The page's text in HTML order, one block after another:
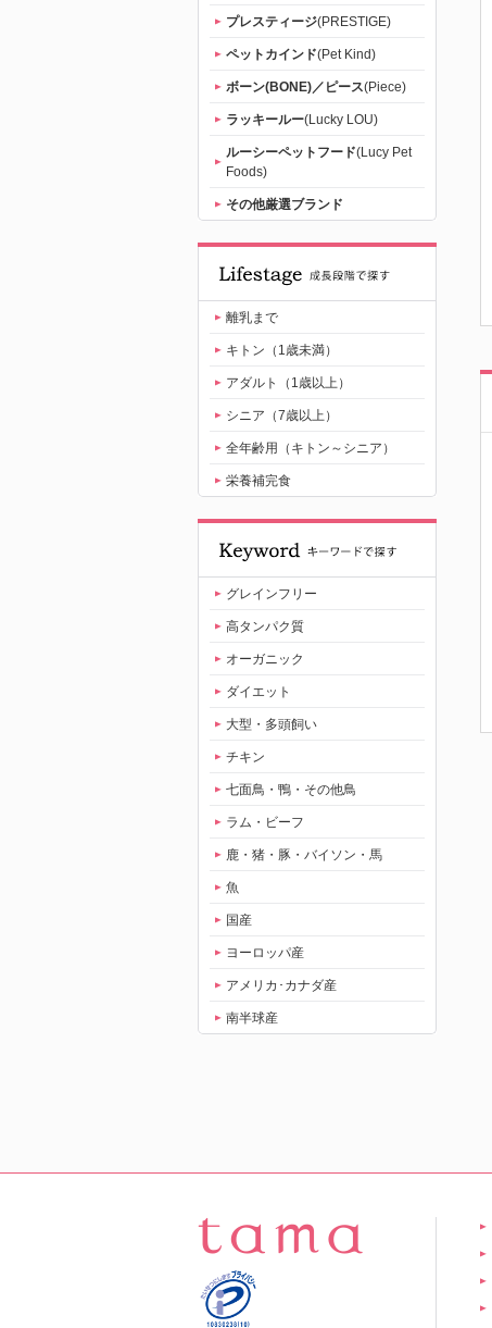
プレスティージ(PRESTIGE)
ペットカインド(Pet Kind)
ボーン(BONE)／ピース(Piece)
ラッキールー(Lucky LOU)
ルーシーペットフード(Lucy Pet
Foods)
その他厳選ブランド
離乳まで
キトン（1歳未満）
アダルト（1歳以上）
シニア（7歳以上）
全年齢用（キトン～シニア）
栄養補完食
グレインフリー
高タンパク質
オーガニック
ダイエット
大型・多頭飼い
チキン
七面鳥・鴨・その他鳥
ラム・ビーフ
鹿・猪・豚・バイソン・馬
魚
国産
ヨーロッパ産
アメリカ･カナダ産
南半球産